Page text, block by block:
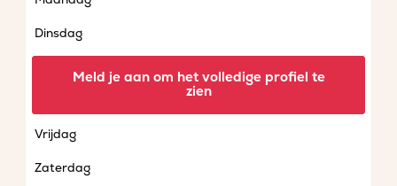
Dinsdag
Vrijdag
Zaterdag
Meld je aan om het volledige profiel te
zien